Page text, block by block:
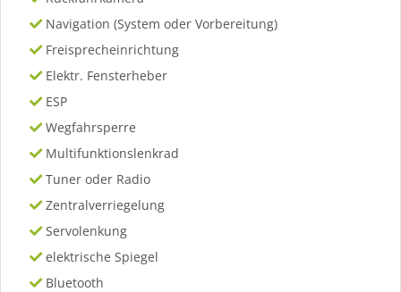
Navigation (System oder Vorbereitung)
Freisprecheinrichtung
Elektr. Fensterheber
ESP
Wegfahrsperre
Multifunktionslenkrad
Tuner oder Radio
Zentralverriegelung
Servolenkung
elektrische Spiegel
Bluetooth